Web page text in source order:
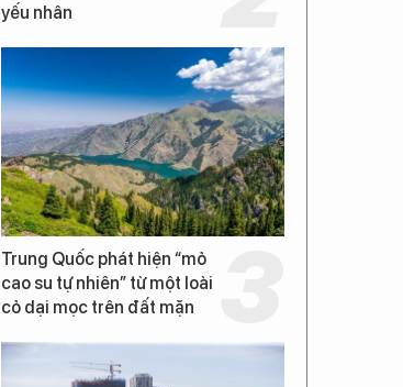
yếu nhân
Trung Quốc phát hiện “mỏ
cao su tự nhiên” từ một loài
cỏ dại mọc trên đất mặn